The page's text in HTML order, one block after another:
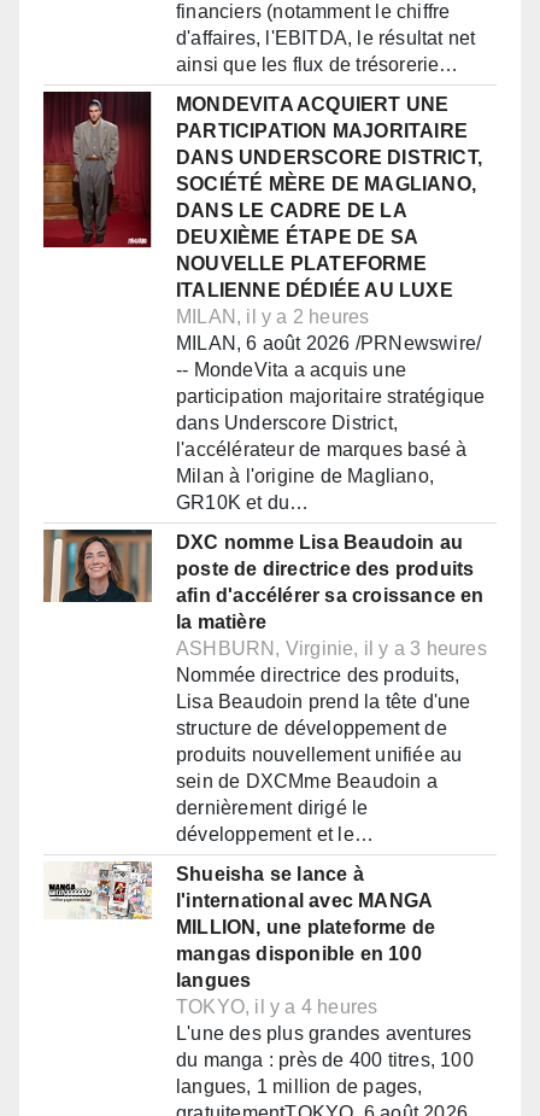
financiers (notamment le chiffre
d'affaires, l'EBITDA, le résultat net
ainsi que les flux de trésorerie…
MONDEVITA ACQUIERT UNE
PARTICIPATION MAJORITAIRE
DANS UNDERSCORE DISTRICT,
SOCIÉTÉ MÈRE DE MAGLIANO,
DANS LE CADRE DE LA
DEUXIÈME ÉTAPE DE SA
NOUVELLE PLATEFORME
ITALIENNE DÉDIÉE AU LUXE
MILAN, il y a 2 heures
MILAN, 6 août 2026 /PRNewswire/
-- MondeVita a acquis une
participation majoritaire stratégique
dans Underscore District,
l'accélérateur de marques basé à
Milan à l'origine de Magliano,
GR10K et du…
DXC nomme Lisa Beaudoin au
poste de directrice des produits
afin d'accélérer sa croissance en
la matière
ASHBURN, Virginie, il y a 3 heures
Nommée directrice des produits,
Lisa Beaudoin prend la tête d'une
structure de développement de
produits nouvellement unifiée au
sein de DXCMme Beaudoin a
dernièrement dirigé le
développement et le…
Shueisha se lance à
l'international avec MANGA
MILLION, une plateforme de
mangas disponible en 100
langues
TOKYO, il y a 4 heures
L'une des plus grandes aventures
du manga : près de 400 titres, 100
langues, 1 million de pages,